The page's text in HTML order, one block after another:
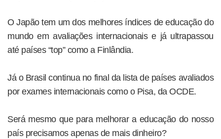
O Japão tem um dos melhores índices de educação do
mundo em avaliações internacionais e já ultrapassou
até países “top” como a Finlândia.
Já o Brasil continua no final da lista de países avaliados
por exames internacionais como o Pisa, da OCDE.
Será mesmo que para melhorar a educação do nosso
país precisamos apenas de mais dinheiro?